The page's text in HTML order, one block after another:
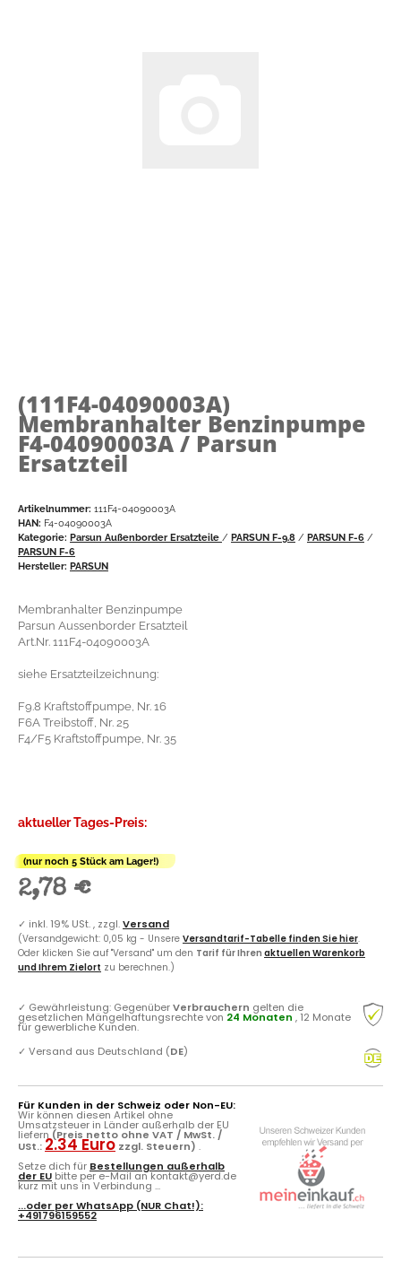
(111F4-04090003A)
Membranhalter Benzinpumpe
F4-04090003A / Parsun
Ersatzteil
Artikelnummer: 111F4-04090003A
HAN: F4-04090003A
Kategorie: Parsun Außenborder Ersatzteile / PARSUN F-9.8 / PARSUN F-6 /
PARSUN F-6
Hersteller: PARSUN
Membranhalter Benzinpumpe
Parsun Aussenborder Ersatzteil
Art.Nr. 111F4-04090003A
siehe Ersatzteilzeichnung:
F9.8 Kraftstoffpumpe, Nr. 16
F6A Treibstoff, Nr. 25
F4/F5 Kraftstoffpumpe, Nr. 35
aktueller Tages-Preis:
(nur noch 5 Stück am Lager!)
2,78 €
✓ inkl. 19% USt. , zzgl.Versand
(Versandgewicht: 0,05 kg - Unsere Versandtarif-Tabelle finden Sie hier.
Oder klicken Sie auf "Versand" um den Tarif für Ihren aktuellen Warenkorb
und Ihrem Zielort zu berechnen.)
✓ Gewährleistung: GegenüberVerbrauchern gelten die
gesetzlichen Mängelhaftungsrechte von 24 Monaten , 12 Monate
für gewerbliche Kunden.
✓ Versand aus Deutschland (DE)
Für Kunden in der Schweiz oder Non-EU:
Wir können diesen Artikel ohne
Umsatzsteuer in Länder außerhalb der EU
liefern (Preis netto ohne VAT / MwSt. /
USt.: 2.34 Euro zzgl. Steuern) .
Setze dich für Bestellungen außerhalb
der EU bitte per e-Mail an kontakt@yerd.de
kurz mit uns in Verbindung ...
...oder perWhatsApp (NUR Chat!):
+491796159552